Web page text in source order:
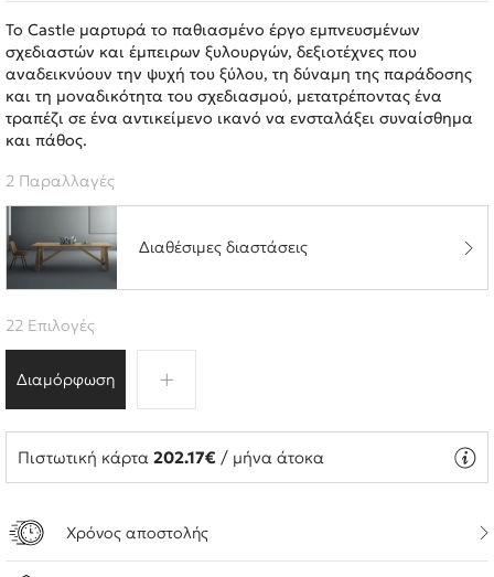
Το Castle μαρτυρά το παθιασμένο έργο εμπνευσμένων
σχεδιαστών και έμπειρων ξυλουργών, δεξιοτέχνες που
αναδεικνύουν την ψυχή του ξύλου, τη δύναμη της παράδοσης
και τη μοναδικότητα του σχεδιασμού, μετατρέποντας ένα
τραπέζι σε ένα αντικείμενο ικανό να ενσταλάξει συναίσθημα
και πάθος.
2 Παραλλαγές
Διαθέσιμες διαστάσεις
Διαμόρφωση
22 Επιλογές
Πιστωτική κάρτα 202.17€ / μήνα άτοκα
Χρόνος αποστολής